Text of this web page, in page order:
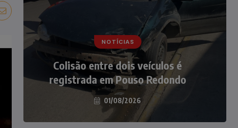
NOTÍCIAS
Colisão entre dois veículos é
registrada em Pouso Redondo
01/08/2026
NOTÍCIAS
Irmãos de 7 e 14 anos morrem
atropelados na BR-470 em Pouso
Redondo
04/08/2026